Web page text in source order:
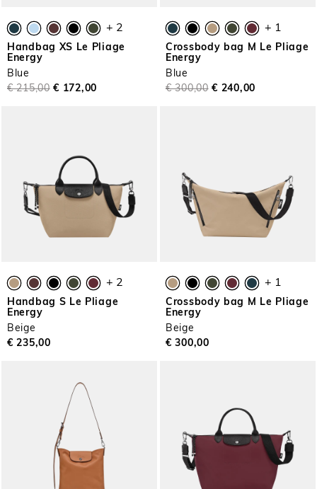
+ 2
Handbag XS Le Pliage
Energy
Blue
€ 215,00 € 172,00
+ 1
Crossbody bag M Le Pliage
Energy
Blue
€ 300,00 € 240,00
+ 2
Handbag S Le Pliage
Energy
Beige
€ 235,00
+ 1
Crossbody bag M Le Pliage
Energy
Beige
€ 300,00